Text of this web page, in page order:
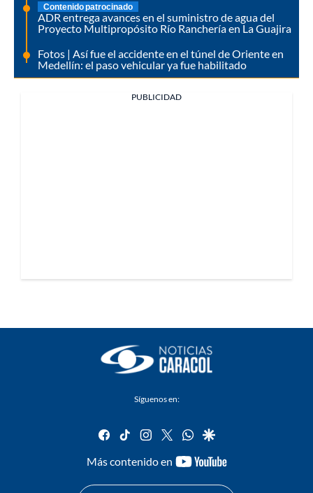
Contenido patrocinado
ADR entrega avances en el suministro de agua del
Proyecto Multipropósito Río Ranchería en La Guajira
Fotos | Así fue el accidente en el túnel de Oriente en
Medellín: el paso vehicular ya fue habilitado
PUBLICIDAD
Síguenos en:
facebook
tiktok instagram
twitterwhatsapp
google
Más contenido en
youtube-